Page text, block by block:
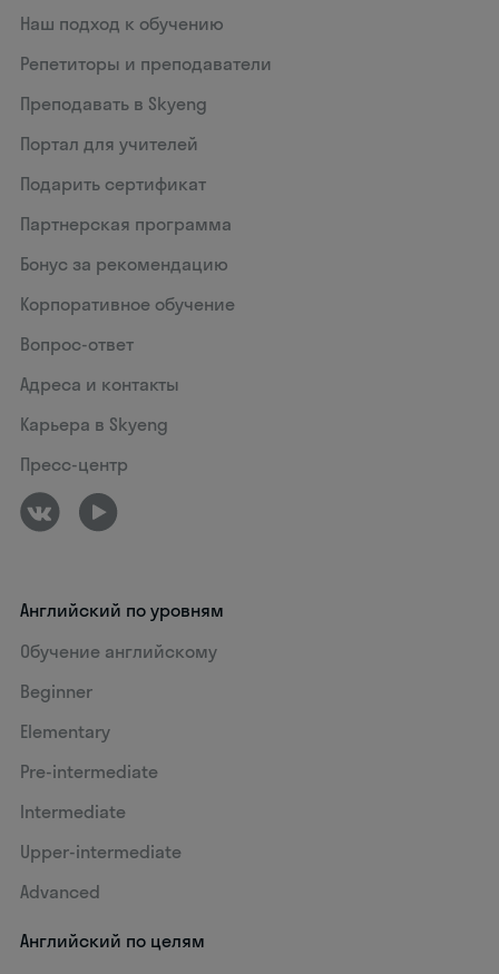
Наш подход к обучению
Репетиторы и преподаватели
Преподавать в Skyeng
Портал для учителей
Подарить сертификат
Партнерская программа
Бонус за рекомендацию
Корпоративное обучение
Вопрос-ответ
Адреса и контакты
Карьера в Skyeng
Пресс-центр
Английский по уровням
Обучение английскому
Beginner
Elementary
Pre-intermediate
Intermediate
Upper-intermediate
Advanced
Английский по целям